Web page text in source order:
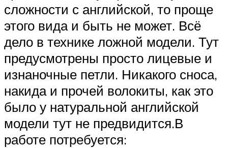
сложности с английской, то проще
этого вида и быть не может. Всё
дело в технике ложной модели. Тут
предусмотрены просто лицевые и
изнаночные петли. Никакого сноса,
накида и прочей волокиты, как это
было у натуральной английской
модели тут не предвидится.В
работе потребуется: